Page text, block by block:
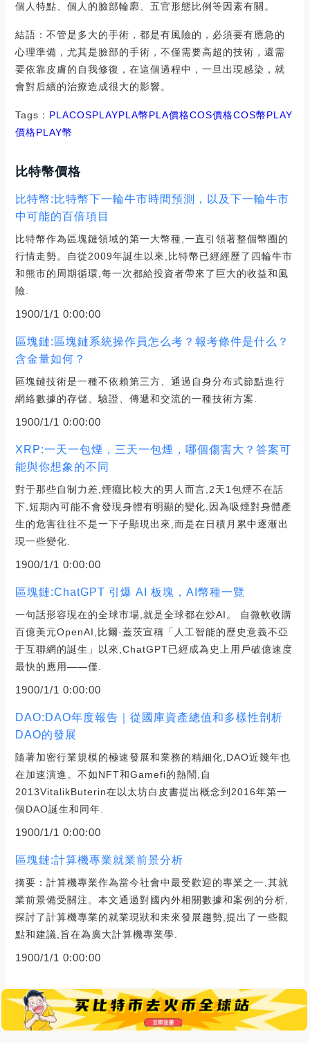
個人特點、個人的臉部輪廓、五官形態比例等因素有關。
結語：不管是多大的手術，都是有風險的，必須要有應急的
心理準備，尤其是臉部的手術，不僅需要高超的技術，還需
要依靠皮膚的自我修復，在這個過程中，一旦出現感染，就
會對后續的治療造成很大的影響。
Tags： PLACOSPLAYPLA幣PLA價格COS價格COS幣PLAY
價格PLAY幣
比特幣價格
比特幣:比特幣下一輪牛市時間預測，以及下一輪牛市
中可能的百倍項目
比特幣作為區塊鏈領域的第一大幣種,一直引領著整個幣圈的
行情走勢。自從2009年誕生以來,比特幣已經經歷了四輪牛市
和熊市的周期循環,每一次都給投資者帶來了巨大的收益和風
險.
1900/1/1 0:00:00
區塊鏈:區塊鏈系統操作員怎么考？報考條件是什么？
含金量如何？
區塊鏈技術是一種不依賴第三方、通過自身分布式節點進行
網絡數據的存儲、驗證、傳遞和交流的一種技術方案.
1900/1/1 0:00:00
XRP:一天一包煙，三天一包煙，哪個傷害大？答案可
能與你想象的不同
對于那些自制力差,煙癮比較大的男人而言,2天1包煙不在話
下,短期內可能不會發現身體有明顯的變化,因為吸煙對身體產
生的危害往往不是一下子顯現出來,而是在日積月累中逐漸出
現一些變化.
1900/1/1 0:00:00
區塊鏈:ChatGPT 引爆 AI 板塊，AI幣種一覽
一句話形容現在的全球市場,就是全球都在炒AI。 自微軟收購
百億美元OpenAI,比爾·蓋茨宣稱「人工智能的歷史意義不亞
于互聯網的誕生」以來,ChatGPT已經成為史上用戶破億速度
最快的應用——僅.
1900/1/1 0:00:00
DAO:DAO年度報告｜從國庫資產總值和多樣性剖析
DAO的發展
隨著加密行業規模的極速發展和業務的精細化,DAO近幾年也
在加速演進。不如NFT和Gamefi的熱鬧,自
2013VitalikButerin在以太坊白皮書提出概念到2016年第一
個DAO誕生和同年.
1900/1/1 0:00:00
區塊鏈:計算機專業就業前景分析
摘要：計算機專業作為當今社會中最受歡迎的專業之一,其就
業前景備受關注。本文通過對國內外相關數據和案例的分析,
探討了計算機專業的就業現狀和未來發展趨勢,提出了一些觀
點和建議,旨在為廣大計算機專業學.
1900/1/1 0:00:00